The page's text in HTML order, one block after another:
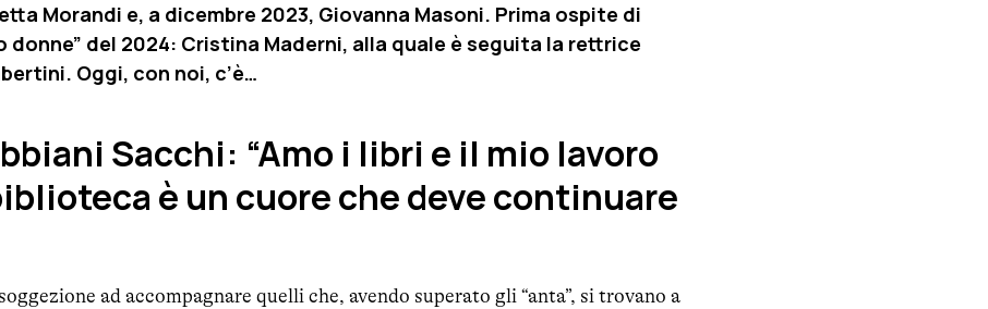
Morandi e, a dicembre 2023, Giovanna Masoni. Prima ospite di
donne” del 2024: Cristina Maderni, alla quale è seguita la rettrice
Oggi, con noi, c’è…
Sacchi: “Amo i libri e il mio lavoro
è un cuore che deve continuare
soggezione ad accompagnare quelli che, avendo superato gli “anta”, si trovano a